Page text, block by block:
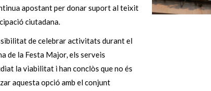
apostant per donar suport al teixit
ciutadana.
de celebrar activitats durant el
de la Festa Major, els serveis
la viabilitat i han conclòs que no és
aquesta opció amb el conjunt